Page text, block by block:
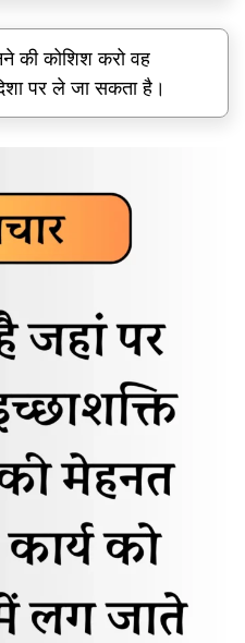
की कोशिश करो वह
पर ले जा सकता है।